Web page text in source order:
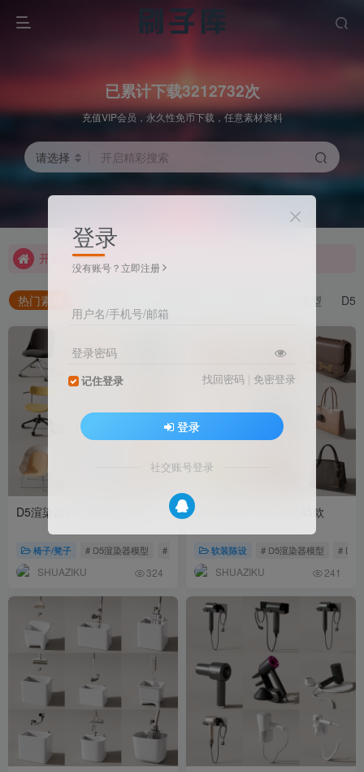
已累计下载3212732次
充值VIP会员，永久性免币下载，任意素材资料
请选择 开启精彩搜索
开通会员素材免费下
开通会员素材免费下
开通会员素材免费下
热门素材 D5模型 D5
D5渲染器办公椅模型16款
椅子/凳子 # D5渲染器模型 # 椅子模型
SHUAZIKU 324
D5渲染器手提包模型45款
软装陈设 # D5渲染器模型 # D5
SHUAZIKU 241
登录
没有账号？立即注册
用户名/手机号/邮箱
登录密码
记住登录 找回密码 | 免密登录
登录
社交账号登录